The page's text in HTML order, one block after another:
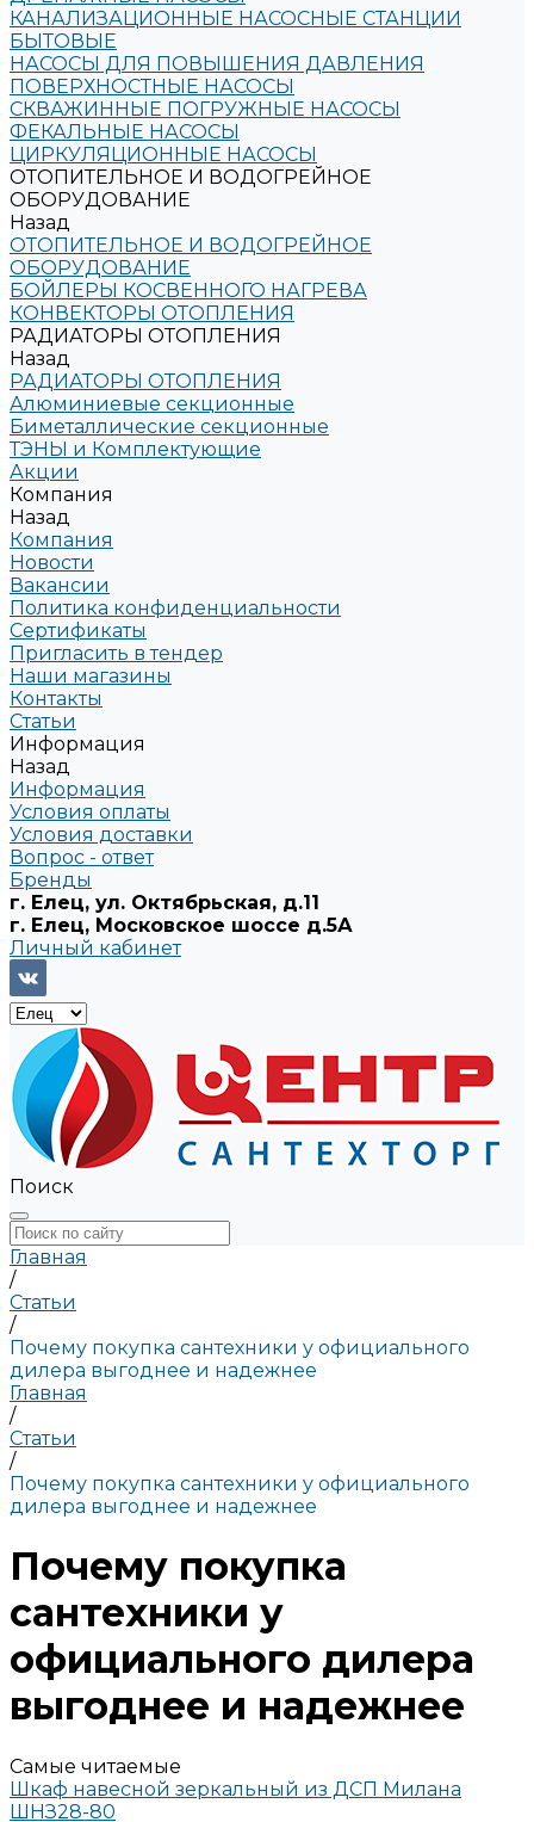
КАНАЛИЗАЦИОННЫЕ НАСОСНЫЕ СТАНЦИИ
БЫТОВЫЕ
НАСОСЫ ДЛЯ ПОВЫШЕНИЯ ДАВЛЕНИЯ
ПОВЕРХНОСТНЫЕ НАСОСЫ
СКВАЖИННЫЕ ПОГРУЖНЫЕ НАСОСЫ
ФЕКАЛЬНЫЕ НАСОСЫ
ЦИРКУЛЯЦИОННЫЕ НАСОСЫ
ОТОПИТЕЛЬНОЕ И ВОДОГРЕЙНОЕ
ОБОРУДОВАНИЕ
Назад
ОТОПИТЕЛЬНОЕ И ВОДОГРЕЙНОЕ
ОБОРУДОВАНИЕ
БОЙЛЕРЫ КОСВЕННОГО НАГРЕВА
КОНВЕКТОРЫ ОТОПЛЕНИЯ
РАДИАТОРЫ ОТОПЛЕНИЯ
Назад
РАДИАТОРЫ ОТОПЛЕНИЯ
Алюминиевые секционные
Биметаллические секционные
ТЭНЫ и Комплектующие
Акции
Компания
Назад
Компания
Новости
Вакансии
Политика конфиденциальности
Сертификаты
Пригласить в тендер
Наши магазины
Контакты
Статьи
Информация
Назад
Информация
Условия оплаты
Условия доставки
Вопрос - ответ
Бренды
г. Елец, ул. Октябрьская, д.11
г. Елец, Московское шоссе д.5А
Личный кабинет
Поиск
Главная
/
Статьи
/
Почему покупка сантехники у официального
дилера выгоднее и надежнее
Главная
/
Статьи
/
Почему покупка сантехники у официального
дилера выгоднее и надежнее
Почему покупка
сантехники у
официального дилера
выгоднее и надежнее
Самые читаемые
Шкаф навесной зеркальный из ДСП Милана
ШНЗ28-80